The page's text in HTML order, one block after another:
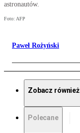
astronautów.
Foto: AFP
Paweł Rożyński
Zobacz również
Polecane